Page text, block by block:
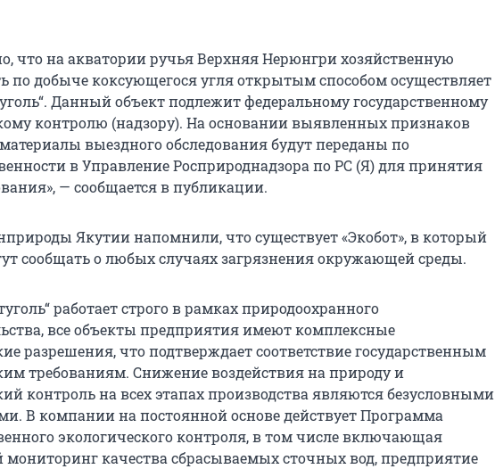
что на акватории ручья Верхняя Нерюнгри хозяйственную
по добыче коксующегося угля открытым способом осуществляет
Данный объект подлежит федеральному государственному
контролю (надзору). На основании выявленных признаков
выездного обследования будут переданы по
в Управление Росприроднадзора поРС (Я)для принятия
— сообщается в публикации.
Якутии напомнили, что существует «Экобот», в который
сообщать о любых случаях загрязнения окружающей среды.
работает строго в рамках природоохранного
все объекты предприятия имеют комплексные
разрешения, что подтверждает соответствие государственным
требованиям. Снижение воздействия на природу и
контроль на всех этапах производства являются безусловными
В компании на постоянной основе действует Программа
экологического контроля, в том числе включающая
качества сбрасываемых сточных вод, предприятие